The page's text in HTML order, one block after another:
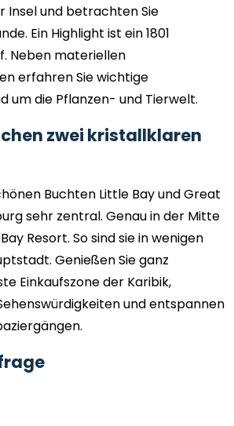
Insel und betrachten Sie
Ein Highlight ist ein 1801
Neben materiellen
erfahren Sie wichtige
um die Pflanzen- und Tierwelt.
zwei kristallklaren
Buchten Little Bay und Great
sehr zentral. Genau in der Mitte
Resort. So sind sie in wenigen
Genießen Sie ganz
Einkaufszone der Karibik,
und entspannen